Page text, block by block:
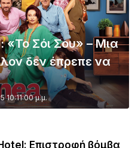
«Το Σόι Σου» – Μια
δεν έπρεπε να
10:11:00 μ.μ.
Επιστροφή βόμβα